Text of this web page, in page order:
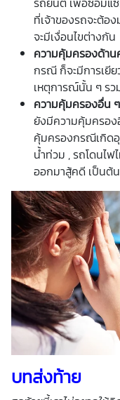
ที่เจ้าของรถจะต้อ
จะมีเงื่อนไขต่างกัน
ความคุ้มครองด้า
กรณี ก็จะมีการเยีย
เหตุการณ์นั้น ๆ ร
ความคุ้มครองอื่น
ยังมีความคุ้มครอง
คุ้มครองกรณีเกิด
น้ำท่วม , รถโดนไฟ
ออกมาสู้คดี เป็นต้น
บทส่งท้าย